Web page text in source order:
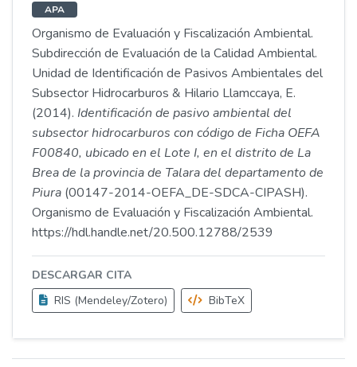
APA
Organismo de Evaluación y Fiscalización Ambiental.
Subdirección de Evaluación de la Calidad Ambiental.
Unidad de Identificación de Pasivos Ambientales del
Subsector Hidrocarburos & Hilario Llamccaya, E.
(2014). Identificación de pasivo ambiental del
subsector hidrocarburos con código de Ficha OEFA
F00840, ubicado en el Lote I, en el distrito de La
Brea de la provincia de Talara del departamento de
Piura (00147-2014-OEFA_DE-SDCA-CIPASH).
Organismo de Evaluación y Fiscalización Ambiental.
https://hdl.handle.net/20.500.12788/2539
DESCARGAR CITA
RIS (Mendeley/Zotero)
BibTeX